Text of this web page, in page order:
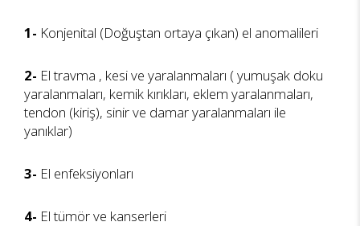
1- Konjenital (Doğuştan ortaya çıkan) el anomalileri
2- El travma , kesi ve yaralanmaları ( yumuşak doku
yaralanmaları, kemik kırıkları, eklem yaralanmaları,
tendon (kiriş), sinir ve damar yaralanmaları ile
yanıklar)
3- El enfeksiyonları
4- El tümör ve kanserleri